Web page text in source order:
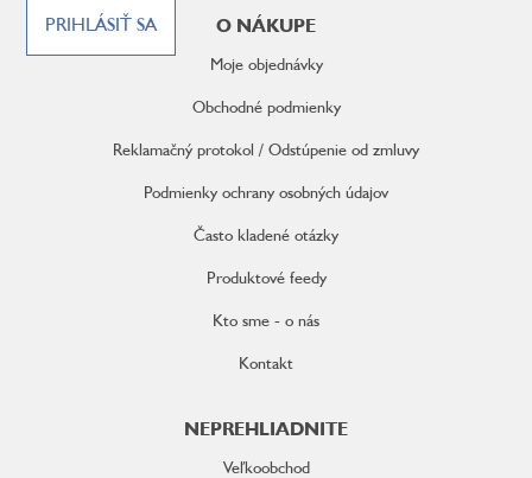
PRIHLÁSIŤ SA O NÁKUPE
Moje objednávky
Obchodné podmienky
Reklamačný protokol / Odstúpenie od zmluvy
Podmienky ochrany osobných údajov
Často kladené otázky
Produktové feedy
Kto sme - o nás
Kontakt
NEPREHLIADNITE
Veľkoobchod